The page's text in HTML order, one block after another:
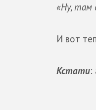
«Ну, там
И вот
Кстати: